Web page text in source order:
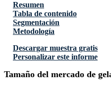
Resumen
Tabla de contenido
Segmentación
Metodología
Descargar muestra gratis
Personalizar este informe
Tamaño del mercado de